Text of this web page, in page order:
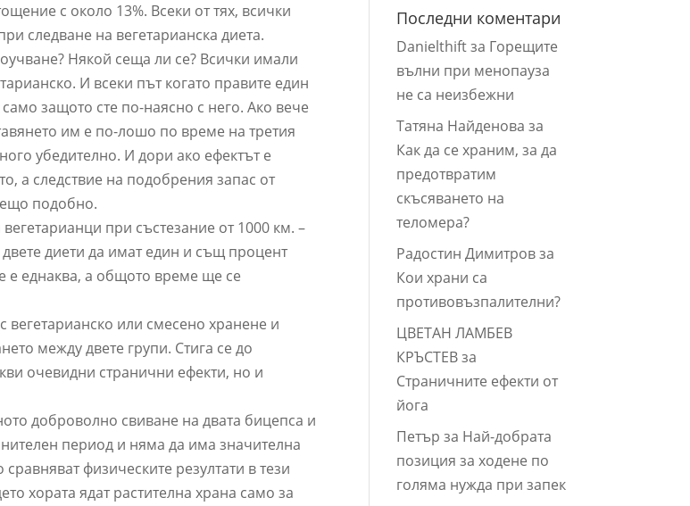
с около 13%. Всеки от тях, всички
следване на вегетарианска диета.
Някой сеща ли се? Всички имали
И всеки път когато правите един
защото сте по-наясно с него. Ако вече
им е по-лошо по време на третия
убедително. И дори ако ефектът е
а следствие на подобрения запас от
подобно.
при състезание от 1000 км. –
двете диети да имат един и същ процент
е еднаква, а общото време ще се
или смесено хранене и
между двете групи. Стига се до
очевидни странични ефекти, но и
доброволно свиване на двата бицепса и
период и няма да има значителна
физическите резултати в тези
хората ядат растителна храна само за
Последни коментари
Danielthiftза Горещите
вълни при менопауза
не са неизбежни
Татяна Найденова за
Как да се храним, за да
предотвратим
скъсяването на
теломера?
Радостин Димитровза
Кои храни са
противовъзпалителни?
ЦВЕТАН ЛАМБЕВ
КРЪСТЕВза
Страничните ефекти от
йога
Петър за Най-добрата
позиция за ходене по
голяма нужда при запек